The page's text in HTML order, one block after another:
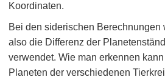
Koordinaten.
Bei den siderischen Berechnungen
also die Differenz der
verwendet. Wie man erkennen
Planeten der verschiedenen